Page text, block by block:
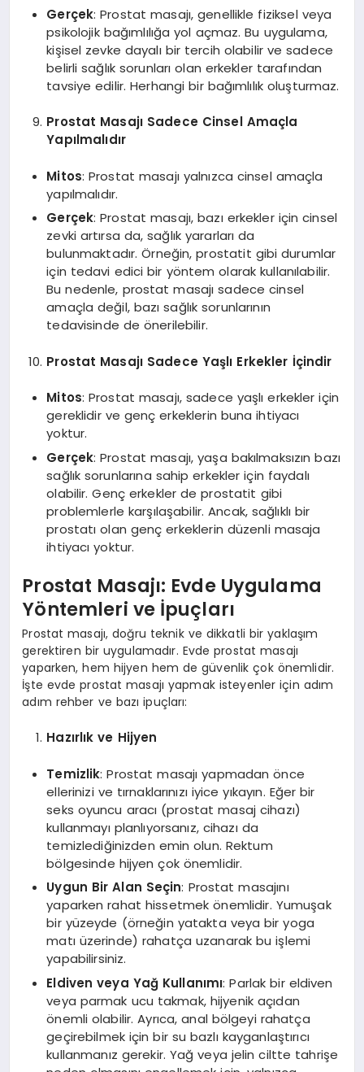
Gerçek: Prostat masajı, genellikle fiziksel veya
psikolojik bağımlılığa yol açmaz. Bu uygulama,
kişisel zevke dayalı bir tercih olabilir ve sadece
belirli sağlık sorunları olan erkekler tarafından
tavsiye edilir. Herhangi bir bağımlılık oluşturmaz.
Prostat Masajı Sadece Cinsel Amaçla
Yapılmalıdır
Mitos: Prostat masajı yalnızca cinsel amaçla
yapılmalıdır.
Gerçek: Prostat masajı, bazı erkekler için cinsel
zevki artırsa da, sağlık yararları da
bulunmaktadır. Örneğin, prostatit gibi durumlar
için tedavi edici bir yöntem olarak kullanılabilir.
Bu nedenle, prostat masajı sadece cinsel
amaçla değil, bazı sağlık sorunlarının
tedavisinde de önerilebilir.
Prostat Masajı Sadece Yaşlı Erkekler İçindir
Mitos: Prostat masajı, sadece yaşlı erkekler için
gereklidir ve genç erkeklerin buna ihtiyacı
yoktur.
Gerçek: Prostat masajı, yaşa bakılmaksızın bazı
sağlık sorunlarına sahip erkekler için faydalı
olabilir. Genç erkekler de prostatit gibi
problemlerle karşılaşabilir. Ancak, sağlıklı bir
prostatı olan genç erkeklerin düzenli masaja
ihtiyacı yoktur.
Prostat Masajı: Evde Uygulama
Yöntemleri ve İpuçları
Prostat masajı, doğru teknik ve dikkatli bir yaklaşım
gerektiren bir uygulamadır. Evde prostat masajı
yaparken, hem hijyen hem de güvenlik çok önemlidir.
İşte evde prostat masajı yapmak isteyenler için adım
adım rehber ve bazı ipuçları:
Hazırlık ve Hijyen
Temizlik: Prostat masajı yapmadan önce
ellerinizi ve tırnaklarınızı iyice yıkayın. Eğer bir
seks oyuncu aracı (prostat masaj cihazı)
kullanmayı planlıyorsanız, cihazı da
temizlediğinizden emin olun. Rektum
bölgesinde hijyen çok önemlidir.
Uygun Bir Alan Seçin: Prostat masajını
yaparken rahat hissetmek önemlidir. Yumuşak
bir yüzeyde (örneğin yatakta veya bir yoga
matı üzerinde) rahatça uzanarak bu işlemi
yapabilirsiniz.
Eldiven veya Yağ Kullanımı: Parlak bir eldiven
veya parmak ucu takmak, hijyenik açıdan
önemli olabilir. Ayrıca, anal bölgeyi rahatça
geçirebilmek için bir su bazlı kayganlaştırıcı
kullanmanız gerekir. Yağ veya jelin ciltte tahrişe